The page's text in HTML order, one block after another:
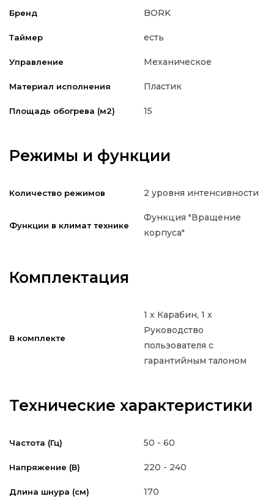
Бренд BORK
Таймер есть
Управление Механическое
Материал исполнения Пластик
Площадь обогрева (м2) 15
Режимы и функции
Количество режимов 2 уровня интенсивности
Функции в климат технике
Функция "Вращение
корпуса"
Комплектация
В комплекте
1 х Карабин, 1 х
Руководство
пользователя с
гарантийным талоном
Технические характеристики
Частота (Гц) 50 - 60
Напряжение (В) 220 - 240
Длина шнура (см) 170